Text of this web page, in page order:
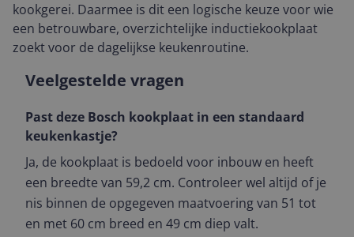
kookgerei. Daarmee is dit een logische keuze voor wie
een betrouwbare, overzichtelijke inductiekookplaat
zoekt voor de dagelijkse keukenroutine.
Veelgestelde vragen
Past deze Bosch kookplaat in een standaard
keukenkastje?
Ja, de kookplaat is bedoeld voor inbouw en heeft
een breedte van 59,2 cm. Controleer wel altijd of je
nis binnen de opgegeven maatvoering van 51 tot
en met 60 cm breed en 49 cm diep valt.